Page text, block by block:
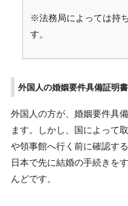
※法務局によっては持
す。
外国人の婚姻要件具備証明
外国人の方が、婚姻要件具
ます。しかし、国によって
や領事館へ行く前に確認す
日本で先に結婚の手続きを
んどです。